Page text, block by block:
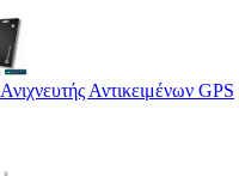
Αντικειμένων GPS